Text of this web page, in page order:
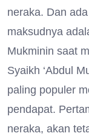
neraka. Dan
maksudnya
Mukminin saat
Syaikh ‘Abdul
paling populer
pendapat.
neraka, akan